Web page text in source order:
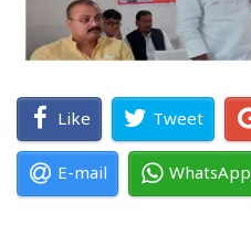
Like Tweet
E-mail WhatsApp